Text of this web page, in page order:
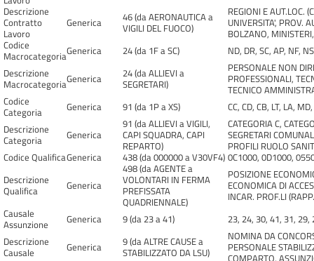
Descrizione
Contratto
Lavoro
Generica
46 (da AERONAUTICA a
VIGILI DEL FUOCO)
REGIONI E AUT.LOC.
UNIVERSITA', PROV.
BOLZANO,
Codice
MacrocategoriaGenerica 24 (da 1F a SC)
ND, DR, SC, AP, NF,
Descrizione
MacrocategoriaGenerica
24 (da ALLIEVI a
SEGRETARI)
PERSONALE NON
PROFESSIONALI,
TECNICO
Codice
Categoria
Generica 91 (da 1P a XS)
CC, CD, CB, LT, LA,
Descrizione
Categoria
Generica
91 (da ALLIEVI a VIGILI,
CAPI SQUADRA, CAPI
REPARTO)
CATEGORIA C,
SEGRETARI
PROFILI RUOLO
Codice QualificaGenerica 438 (da 000000 a V30VF4) 0C1000, 0D1000,
Descrizione
Qualifica
Generica
498 (da AGENTE a
VOLONTARI IN FERMA
PREFISSATA
QUADRIENNALE)
POSIZIONE
ECONOMICA DI
INCAR. PROF.LI
Causale
Assunzione
Generica 9 (da 23 a 41)
23, 24, 30, 41, 31, 29,
Descrizione
Causale
Generica
9 (da ALTRE CAUSE a
STABILIZZATO DA LSU)
NOMINA DA
PERSONALE